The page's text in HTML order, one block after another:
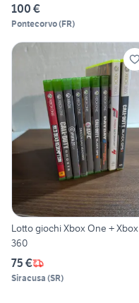
100 €
Pontecorvo(FR)
Lotto giochi Xbox One + Xbox
360
75 €
Siracusa (SR)